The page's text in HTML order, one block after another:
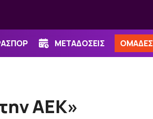
ΜΕΤΑΔΟΣΕΙΣ ΟΜΑΔΕΣ
ΑΕΚ»